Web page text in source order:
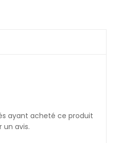
ayant acheté ce produit
un avis.